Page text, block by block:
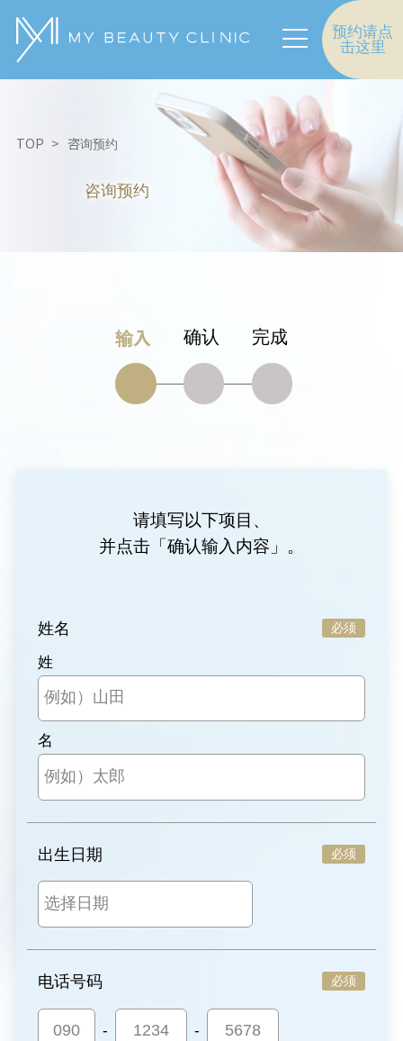
预约请点
击这里
TOP 咨询预约
咨询预约
输入 确认 完成
请填写以下项目、
并点击「确认输入内容」。
姓名 必须
姓
名
出生日期 必须
电话号码 必须
- -